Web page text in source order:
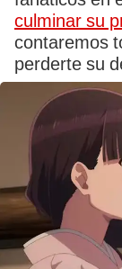
culminar su
contaremos
perderte su